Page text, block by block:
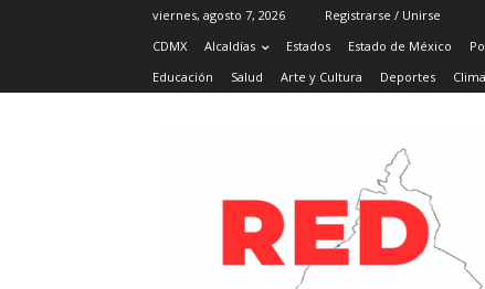
viernes, agosto 7, 2026
Registrarse / Unirse
CDMX
Alcaldías Estados Estado de México
Educación
Salud Arte y Cultura Deportes Clima